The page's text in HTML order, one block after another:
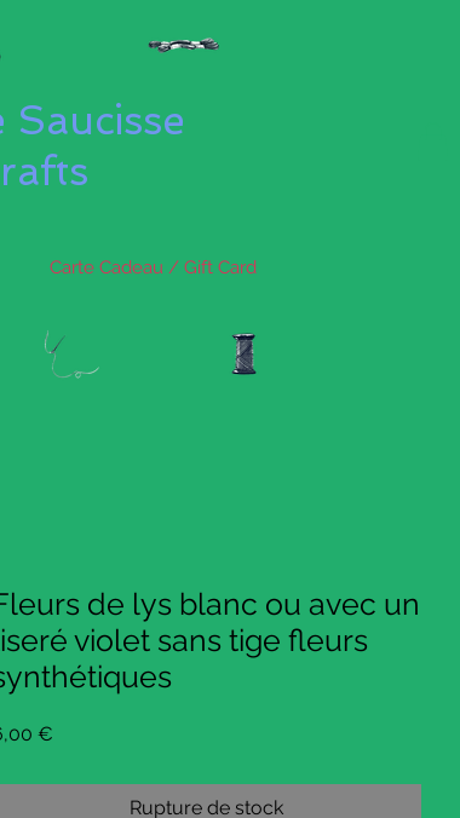
Carte Cadeau / Gift Card
de lys blanc ou avec un
violet sans tige fleurs
€
Rupture de stock